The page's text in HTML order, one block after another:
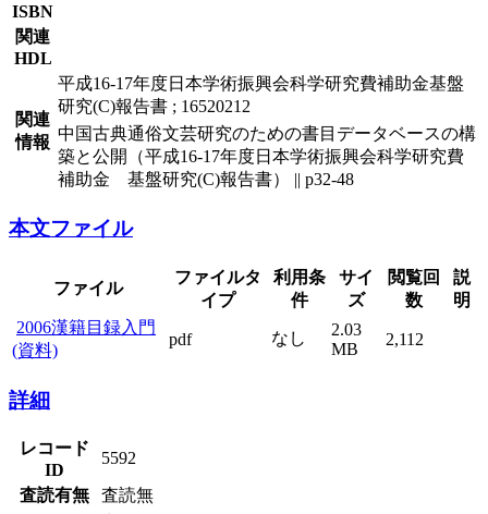
ISBN
関連
HDL
関連
情報
平成16-17年度日本学術振興会科学研究費補助金基盤
研究(C)報告書 ; 16520212
中国古典通俗文芸研究のための書目データベースの構
築と公開（平成16-17年度日本学術振興会科学研究費
補助金 基盤研究(C)報告書） || p32-48
本文ファイル
ファイル
ファイルタ
イプ
利用条
件
サイ
ズ
閲覧回
数
説
明
2006漢籍目録入門
(資料)
pdf なし
2.03
MB
2,112
詳細
レコード
ID
5592
査読有無
査読無